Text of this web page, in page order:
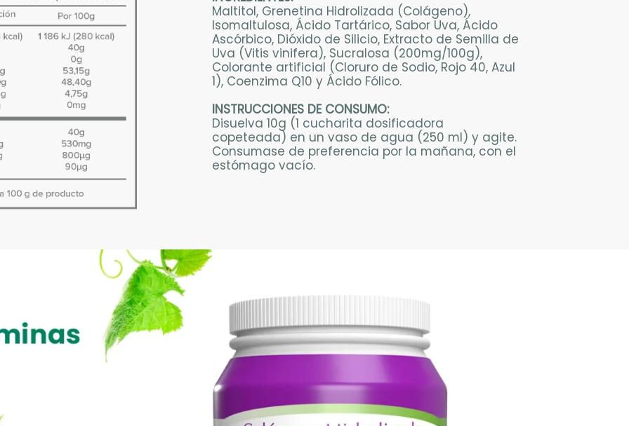
Maltitol, Grenetina Hidrolizada (Colágeno),
Isomaltulosa, Ácido Tartárico, Sabor Uva, Ácido
Ascórbico, Dióxido de Silicio, Extracto de Semilla de
Uva (Vitis vinifera), Sucralosa (200mg/100g),
Colorante artificial (Cloruro de Sodio, Rojo 40, Azul
1), Coenzima Q10 y Ácido Fólico.
INSTRUCCIONES DE CONSUMO:
Disuelva 10g (1 cucharita dosificadora
copeteada) en un vaso de agua (250 ml) y agite.
Consumase de preferencia por la mañana, con el
estómago vacío.